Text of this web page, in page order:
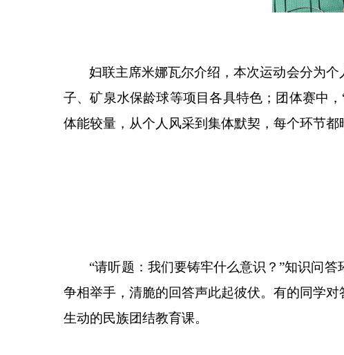
妇联主席米娜瓦尔介绍，本次运动会分为个
子、矿泉水保龄球等项目各具特色；团体赛中，
体能较量，从个人风采到集体默契，每个环节都
“请听题：我们要铸牢什么意识？”知识问答
争相举手，清脆的回答声此起彼伏。有的同学
生动的民族团结教育课。